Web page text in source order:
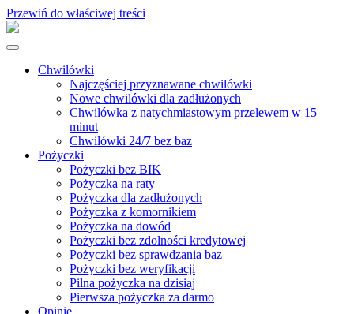
Przewiń do właściwej treści
Chwilówki
Najczęściej przyznawane chwilówki
Nowe chwilówki dla zadłużonych
Chwilówka z natychmiastowym przelewem w 15
minut
Chwilówki 24/7 bez baz
Pożyczki
Pożyczki bez BIK
Pożyczka na raty
Pożyczka dla zadłużonych
Pożyczka z komornikiem
Pożyczka na dowód
Pożyczki bez zdolności kredytowej
Pożyczki bez sprawdzania baz
Pożyczki bez weryfikacji
Pilna pożyczka na dzisiaj
Pierwsza pożyczka za darmo
Opinie